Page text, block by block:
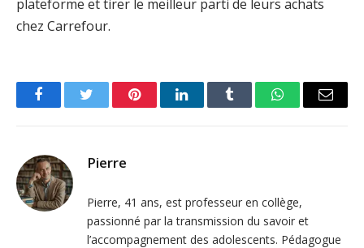
plateforme et tirer le meilleur parti de leurs achats
chez Carrefour.
FacebookTwitter PinterestLinkedInTumblr WhatsAppEmail
Pierre
Pierre, 41 ans, est professeur en collège,
passionné par la transmission du savoir et
l’accompagnement des adolescents. Pédagogue